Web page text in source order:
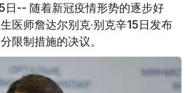
日-- 随着新冠疫情形势的逐步好
医师詹达尔别克·别克辛15日发布
限制措施的决议。